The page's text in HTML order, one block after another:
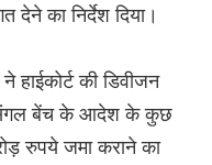
देने का निर्देश दिया।
की डिवीजन
बेंच के आदेश के कुछ
रुपये जमा कराने का